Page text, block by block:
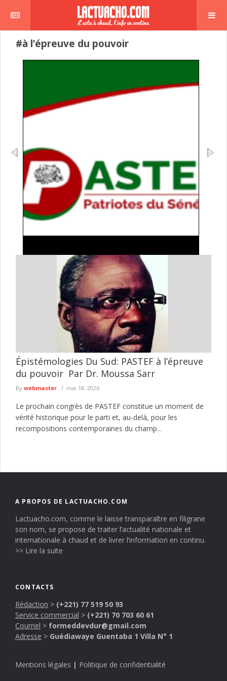
#à l’épreuve du pouvoir
relèvent d'une stratégie politique Pastéfienne
Membre du pôle communication du parti présidentiel Kiiraay,
Badara Pouye estime que les nombreuses critiques formulées
après le Grand Magal ...
lire plus
Épistémologies Du Sud: PASTEF à l’épreuve
du pouvoir Par Dr. Moussa Sarr
By webmaster mai 18, 2026
Le prochain congrès de PASTEF constitue un moment de
vérité historique pour le parti et, au-delà, pour les
recompositions contemporaines du champ...
A PROPOS DE LACTUACHO.COM
Lactuacho.com, comme le laisse transparaître en filigrane
son nom, se propose de traiter l’actualité nationale et
internationale à chaud et de livrer l’information en continu.
>> Lire la suite
CONTACTS
Rédaction > (+221) 77 519 50 93
Service commercial > (+221) 70 703 60 61
Courriel > formeddevdur@gmail.com
Adresse > Guédiawaye Guentaba 1 Villa N° 1
Mentions légales | Politique de confidentialité